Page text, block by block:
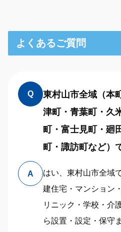
よくあるご質問
Q
東村山市全域（本
津町・青葉町・久
町・富士見町・廻
町・諏訪町など）
A
はい、東村山市全域
建住宅・マンション
リニック・学校・介
ら設置・設定・保守